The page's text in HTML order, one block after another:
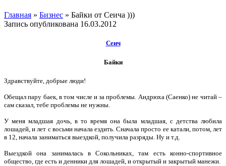
Главная » Бизнес » Байки от Сеича )))
Запись опубликована 16.03.2012
Сеич
Байки
Здравствуйте, добрые люди!
Обещал пару баек, в том числе и за проблемы. Андрюха (Саенко) не читай –
сам сказал, тебе проблемы не нужны.
У меня младшая дочь, в то время она была младшая, с детства любила
лошадей, и лет с восьми начала ездить. Сначала просто ее катали, потом, лет
в 12, начала заниматься выездкой, получила разряды. Ну и т.д.
Выездкой она занималась в Сокольниках, там есть конно-спортивное
общество, где есть и денники для лошадей, и открытый и закрытый манежи.